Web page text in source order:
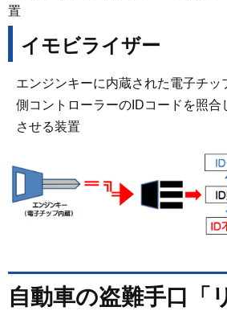
置
イモビライザー
エンジンキーに内蔵された電子チッ
側コントローラーのIDコードを照合
させる装置
自動車の盗難手口「